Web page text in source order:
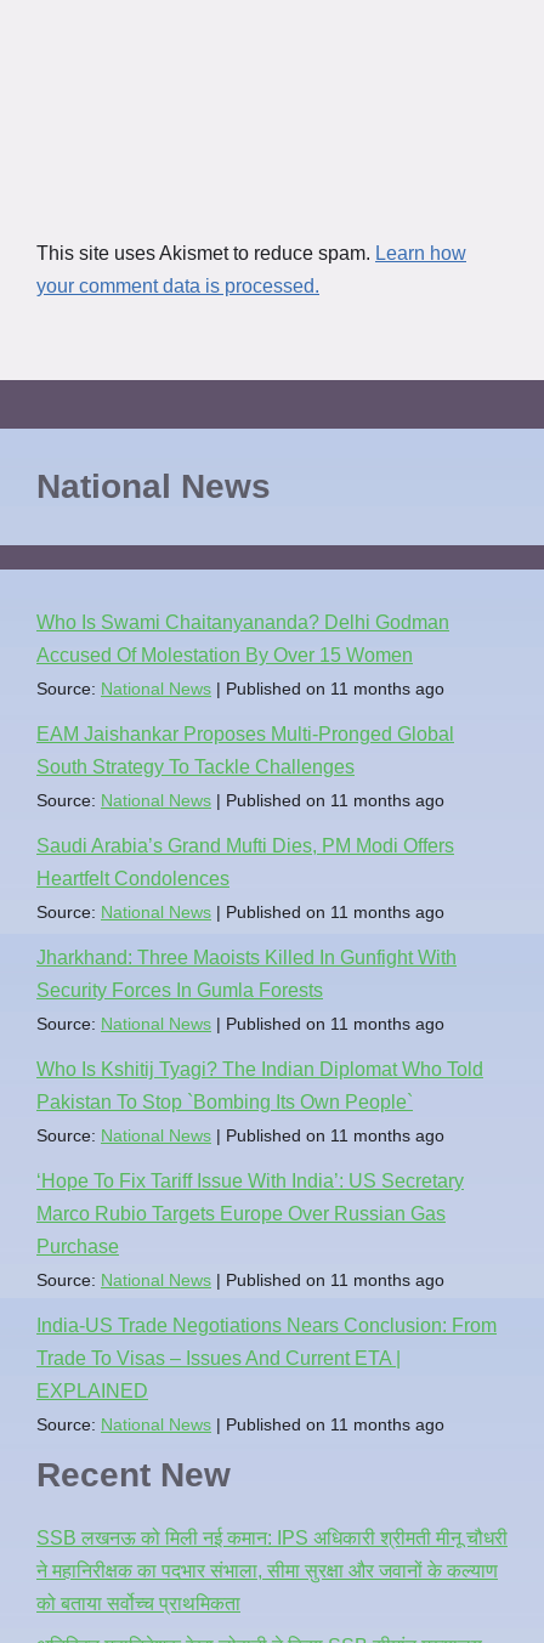
This site uses Akismet to reduce spam. Learn how
your comment data is processed.
National News
Who Is Swami Chaitanyananda? Delhi Godman
Accused Of Molestation By Over 15 Women
Source: National News Published on 11 months ago
EAM Jaishankar Proposes Multi-Pronged Global
South Strategy To Tackle Challenges
Source: National News Published on 11 months ago
Saudi Arabia’s Grand Mufti Dies, PM Modi Offers
Heartfelt Condolences
Source: National News Published on 11 months ago
Jharkhand: Three Maoists Killed In Gunfight With
Security Forces In Gumla Forests
Source: National News Published on 11 months ago
Who Is Kshitij Tyagi? The Indian Diplomat Who Told
Pakistan To Stop `Bombing Its Own People`
Source: National News Published on 11 months ago
‘Hope To Fix Tariff Issue With India’: US Secretary
Marco Rubio Targets Europe Over Russian Gas
Purchase
Source: National News Published on 11 months ago
India-US Trade Negotiations Nears Conclusion: From
Trade To Visas – Issues And Current ETA |
EXPLAINED
Source: National News Published on 11 months ago
Recent New
SSB लखनऊ को मिली नई कमान: IPS अधिकारी श्रीमती मीनू चौधरी
ने महानिरीक्षक का पदभार संभाला, सीमा सुरक्षा और जवानों के कल्याण
को बताया सर्वोच्च प्राथमिकता